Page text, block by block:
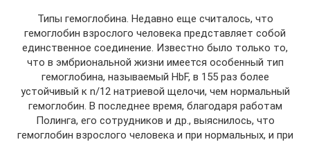
Типы гемоглобина. Недавно еще считалось, что
гемоглобин взрослого человека представляет собой
единственное соединение. Известно было только то,
что в эмбриональной жизни имеется особенный тип
гемоглобина, называемый HbF, в 155 раз более
устойчивый к n/12 натриевой щелочи, чем нормальный
гемоглобин. В последнее время, благодаря работам
Полинга, его сотрудников и др., выяснилось, что
гемоглобин взрослого человека и при нормальных, и при